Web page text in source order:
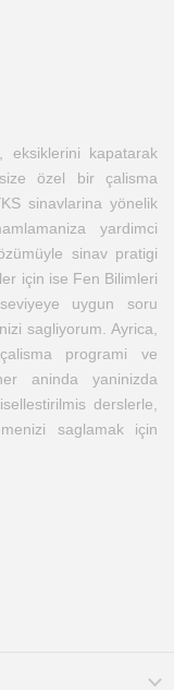
eksiklerini kapatarak
özel bir çalisma
sinavlarina yönelik
yardimci
sinav pratigi
için ise Fen Bilimleri
uygun soru
sagliyorum. Ayrica,
programi ve
aninda yaninizda
derslerle,
saglamak için